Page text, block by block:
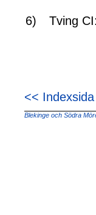
6) Tving
<< Indexsida
Blekinge och Södra